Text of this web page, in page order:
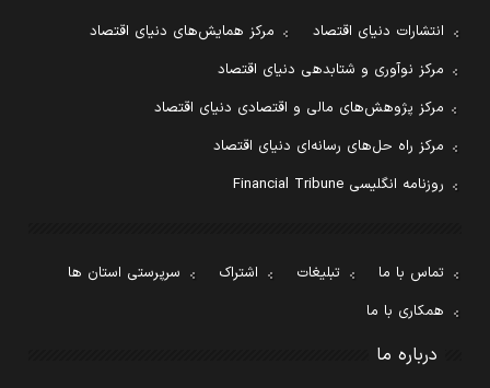
انتشارات دنیای اقتصاد
مرکز همایش‌های دنیای اقتصاد
مرکز نوآوری و شتابدهی دنیای اقتصاد
مرکز پژوهش‌های مالی و اقتصادی دنیای اقتصاد
مرکز راه حل‌های رسانه‌ای دنیای اقتصاد
روزنامه انگلیسی Financial Tribune
تماس با ما تبلیغات اشتراک
سرپرستی استان ها
همکاری با ما
درباره ما